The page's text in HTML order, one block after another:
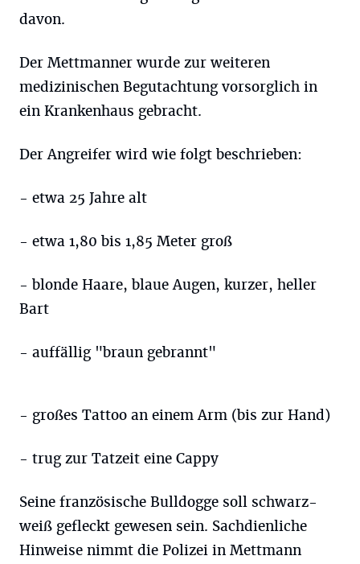
davon.
Der Mettmanner wurde zur weiteren
medizinischen Begutachtung vorsorglich in
ein Krankenhaus gebracht.
Der Angreifer wird wie folgt beschrieben:
- etwa 25 Jahre alt
- etwa 1,80 bis 1,85 Meter groß
- blonde Haare, blaue Augen, kurzer, heller
Bart
- auffällig "braun gebrannt"
- großes Tattoo an einem Arm (bis zur Hand)
- trug zur Tatzeit eine Cappy
Seine französische Bulldogge soll schwarz-
weiß gefleckt gewesen sein. Sachdienliche
Hinweise nimmt die Polizei in Mettmann